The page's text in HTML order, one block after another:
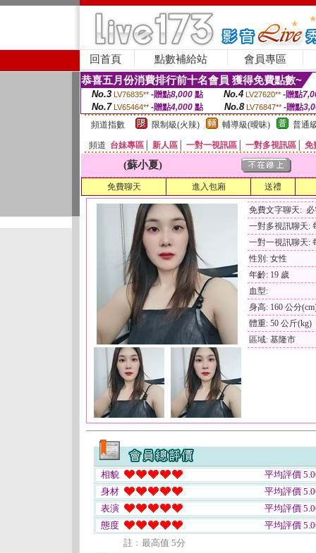
回首頁 點數補給站 會員專區
恭喜五月份消費排行前十名會員 獲得免費點數~
No.3 LV76835** -贈點8,000點 No.4 LV27620** -贈點
No.7 LV65464** -贈點4,000 點 No.8 LV76847** -贈點
頻道指數
限制級(火辣) 輔導級(曖昧) 普通
頻道 台妹專區 新人區 一對一視訊區 一對多視訊區 免
(蘇小夏)
免費聊天 進入包廂 送禮
免費文字聊天:
一對多視訊聊天:
一對一視訊聊天:
性別: 女性
年齡: 19 歲
血型:
身高: 160 公分
體重: 50 公斤(kg)
區域: 基隆市
相貌
平均評價
身材
平均評價
表演
平均評價
態度
平均評價
註﹕最高值 5分